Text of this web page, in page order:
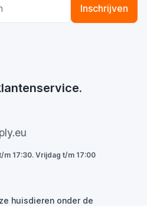
Inschrijven
17:30. Vrijdag t/m 17:00
huisdieren onder de